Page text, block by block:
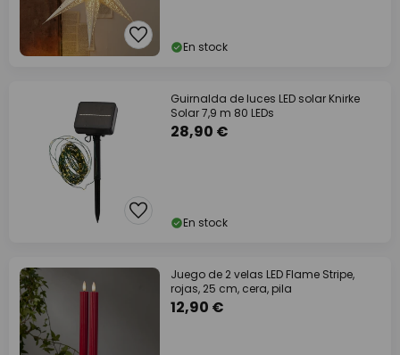
En stock
Guirnalda de luces LED solar Knirke
Solar 7,9 m 80 LEDs
28,90 €
En stock
Juego de 2 velas LED Flame Stripe,
rojas, 25 cm, cera, pila
12,90 €